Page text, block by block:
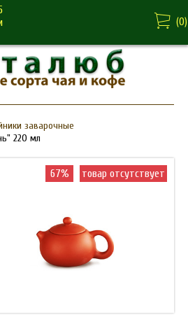
(0)
заварочные
220 мл
67% товар отсутствует